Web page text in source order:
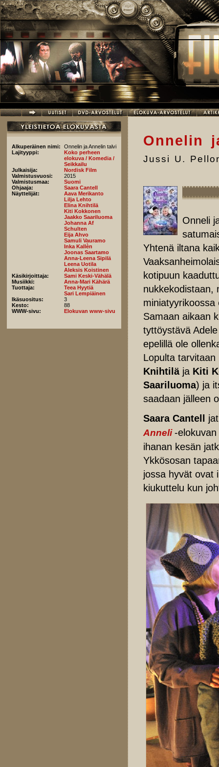
Hyppää pääsisältöön
Alkuperäinen nimi:
Onnelin ja Annelin talvi
Lajityyppi:
Koko perheen
elokuva / Komedia /
Seikkailu
Julkaisija:
Nordisk Film
Valmistusvuosi:
2015
Valmistusmaa:
Suomi
Ohjaaja:
Saara Cantell
Näyttelijät:
Aava Merikanto
Lilja Lehto
Elina Knihtilä
Kiti Kokkonen
Jaakko Saariluoma
Johanna Af
Schulten
Eija Ahvo
Samuli Vauramo
Inka Kallèn
Joonas Saartamo
Anna-Leena Sipilä
Leena Uotila
Aleksis Koistinen
Käsikirjoittaja:
Sami Keski-Vähälä
Musiikki:
Anna-Mari Kähärä
Tuottaja:
Teea Hyytiä
Sari Lempiäinen
Ikäsuositus:
3
Kesto:
88
WWW-sivu:
Elokuvan www-sivu
Onnelin
Jussi U.
Onneli
Yhtenä iltana
kotipuun
nukkekodistaan,
Samaan aikaan
tyttöystävä
epelillä ole
Lopulta tarvitaan
Knihtiläja Kiti
Saariluoma) ja
saadaan jälleen
Saara Cantell
Anneli -
ihanan kesän
Ykkösosan
jossa hyvät ovat
kiukuttelu kun